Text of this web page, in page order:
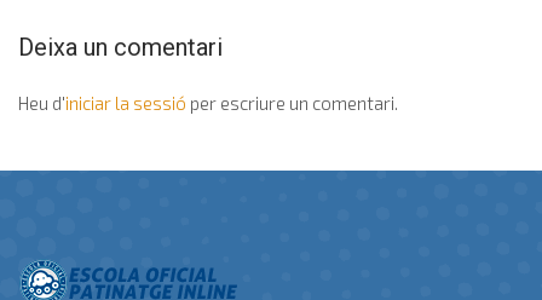
Deixa un comentari
Heu d'iniciar la sessió per escriure un comentari.